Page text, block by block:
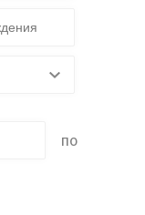
по